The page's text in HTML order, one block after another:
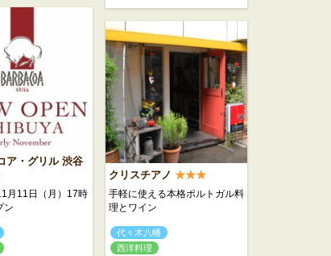
ア・グリル 渋谷
月11日（月）17時
ン
クリスチアノ ★★★
手軽に使える本格ポルトガル料
理とワイン
代々木八幡
西洋料理